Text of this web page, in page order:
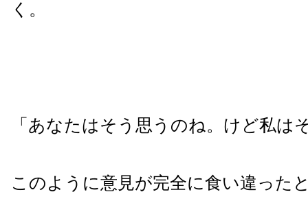
く。
「あなたはそう思うのね。けど私は
このように意見が完全に食い違った